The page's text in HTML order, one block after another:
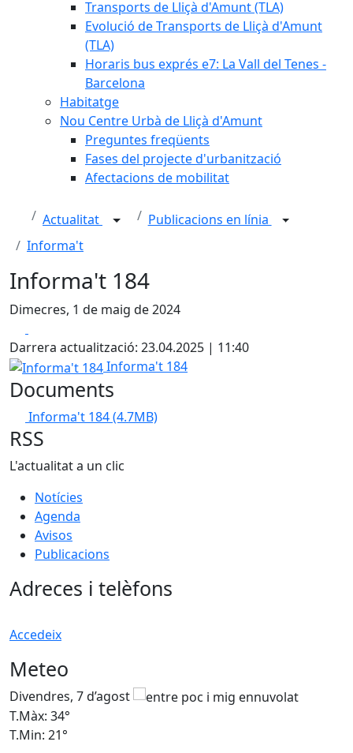
Transports de Lliçà d'Amunt (TLA)
Evolució de Transports de Lliçà d'Amunt
(TLA)
Horaris bus exprés e7: La Vall del Tenes -
Barcelona
Habitatge
Nou Centre Urbà de Lliçà d'Amunt
Preguntes freqüents
Fases del projecte d'urbanització
Afectacions de mobilitat
Actualitat
Publicacions en línia
Informa't
Informa't 184
Dimecres, 1 de maig de 2024
Darrera actualització: 23.04.2025 | 11:40
Informa't 184
Informa't 184
Documents
Informa't 184(4.7MB)
RSS
L'actualitat a un clic
Notícies
Agenda
Avisos
Publicacions
Adreces i telèfons
Accedeix
Meteo
Divendres, 7 d’agost
T.Màx: 34°
T.Min: 21°